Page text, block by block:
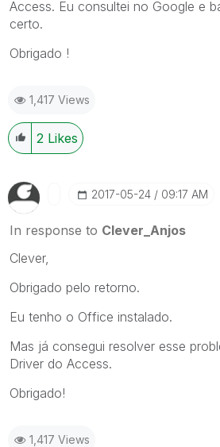
Access. Eu consultei no Google e
certo.
Obrigado !
1,417 Views
2 Likes
‎2017-05-24 09:17 AM
In response to Clever_Anjos
Clever,
Obrigado pelo retorno.
Eu tenho o Office instalado.
Mas já consegui resolver esse
Driver do Access.
Obrigado!
1,417 Views